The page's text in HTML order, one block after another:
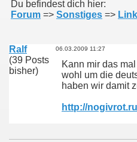
Du befindest dich hier:
Forum => Sonstiges =>
Ralf
(39 Posts
bisher)
06.03.2009 11:27
Kann mir das
wohl um die
haben wir damit
http://